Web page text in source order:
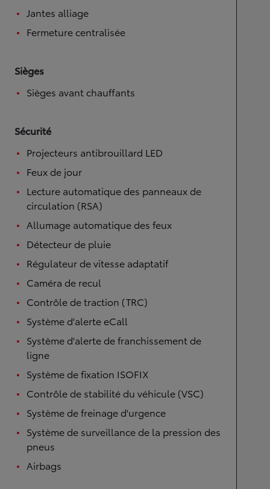
Jantes alliage
Fermeture centralisée
Sièges
Sièges avant chauffants
Sécurité
Projecteurs antibrouillard LED
Feux de jour
Lecture automatique des panneaux de
circulation (RSA)
Allumage automatique des feux
Détecteur de pluie
Régulateur de vitesse adaptatif
Caméra de recul
Contrôle de traction (TRC)
Système d'alerte eCall
Système d'alerte de franchissement de
ligne
Système de fixation ISOFIX
Contrôle de stabilité du véhicule (VSC)
Système de freinage d'urgence
Système de surveillance de la pression des
pneus
Airbags